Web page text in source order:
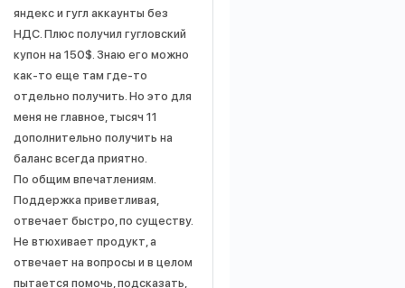
яндекс и гугл аккаунты без
НДС. Плюс получил гугловский
купон на 150$. Знаю его можно
как-то еще там где-то
отдельно получить. Но это для
меня не главное, тысяч 11
дополнительно получить на
баланс всегда приятно.
По общим впечатлениям.
Поддержка приветливая,
отвечает быстро, по существу.
Не втюхивает продукт, а
отвечает на вопросы и в целом
пытается помочь, подсказать,